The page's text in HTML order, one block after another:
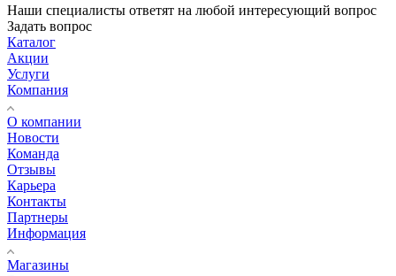
Наши специалисты ответят на любой интересующий вопрос
Задать вопрос
Каталог
Акции
Услуги
Компания
О компании
Новости
Команда
Отзывы
Карьера
Контакты
Партнеры
Информация
Магазины